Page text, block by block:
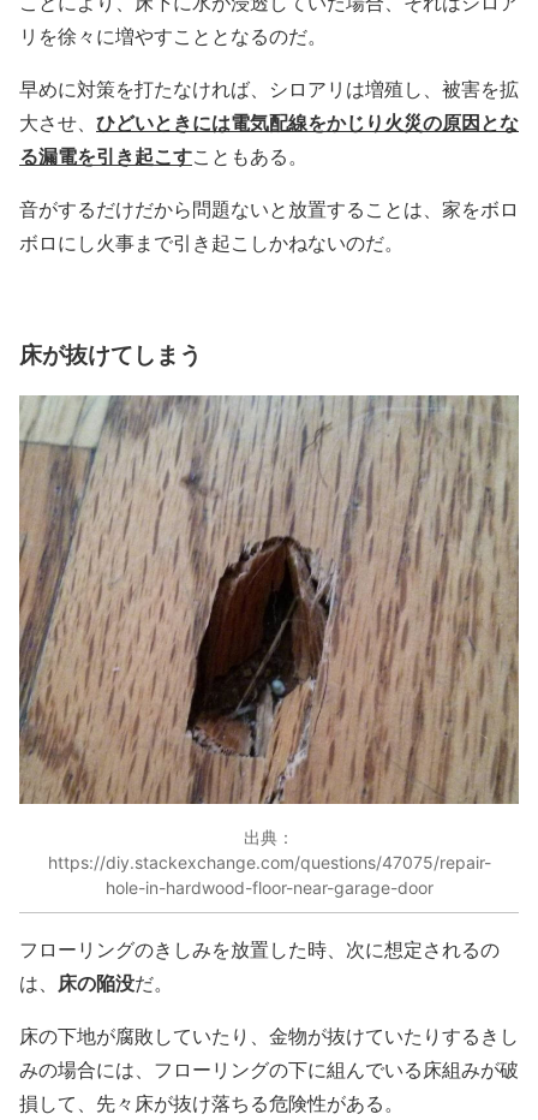
リを徐々に増やすこととなるのだ。
早めに対策を打たなければ、シロアリは増殖し、被害を拡
大させ、 ひどいときには電気配線をかじり火災の原因とな
る漏電を引き起こすこともある。
音がするだけだから問題ないと放置することは、家をボロ
ボロにし火事まで引き起こしかねないのだ。
床が抜けてしまう
出典：
https://diy.stackexchange.com/questions/47075/repair-
hole-in-hardwood-floor-near-garage-door
フローリングのきしみを放置した時、次に想定されるの
は、 床の陥没だ。
床の下地が腐敗していたり、金物が抜けていたりするきし
みの場合には、フローリングの下に組んでいる床組みが破
損して、先々床が抜け落ちる危険性がある。